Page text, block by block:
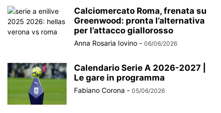
Calciomercato Roma, frenata su
Greenwood: pronta l’alternativa
per l’attacco giallorosso
Anna Rosaria Iovino - 06/06/2026
Calendario Serie A 2026-2027 |
Le gare in programma
Fabiano Corona - 05/06/2026